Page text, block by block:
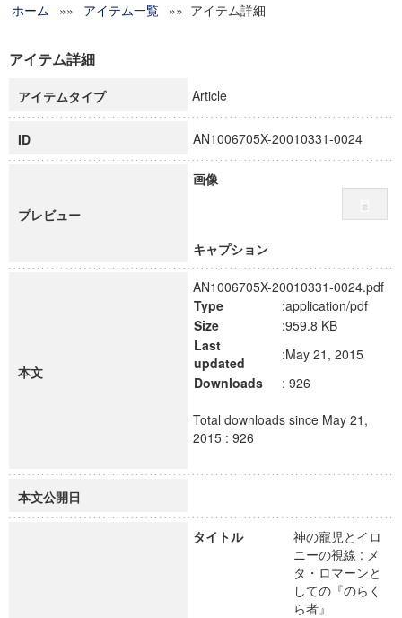
グローバルリサーチインスティテュート
科学研究費補助金研究成果報告書
慶應義塾大学グローバルCOEプログラム市民社会ガバナンス
慶應義塾大学グローバルCOEプログラム論理と感性の先端的
博士課程教育リーディングプログラム「超成熟社会発展のサ
学術雑誌掲載論文等(8)
ホーム »» アイテム一覧 »» アイテム詳細
アイテム詳細
アイテムタイプ Article
ID AN1006705X-20010331-0024
プレビュー
画像
キャプション
本文
AN1006705X-20010331-0024.pdf
Type
:application/pdf
Size
:959.8 KB
Last
updated
:May 21, 2015
Downloads
: 926
Total downloads since May 21,
2015 : 926
本文公開日
タイトル
神の寵児とイロ
ニーの視線 : メ
タ・ロマーンと
しての『のらく
ら者』